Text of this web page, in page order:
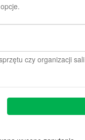
czy organizacji sali